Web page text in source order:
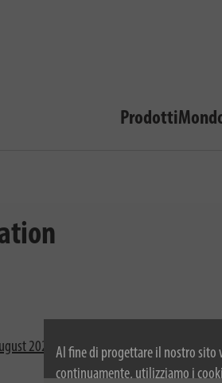
Al fine di progettare il nostro
continuamente, utilizziamo i
Prodotti
2025